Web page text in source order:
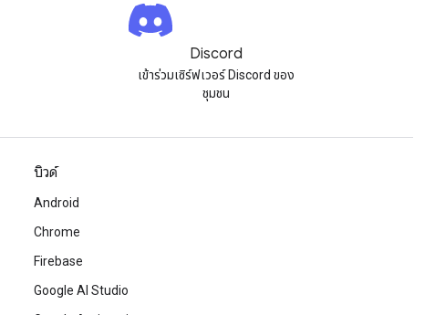
Discord
เข้าร่วมเซิร์ฟเวอร์ Discord ของ
ชุมชน
บิวด์
Android
Chrome
Firebase
Google AI Studio